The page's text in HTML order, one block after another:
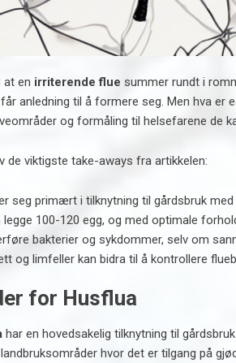
at en irriterende flue summer rundt i
anledning til å formere seg. Men hva
og formåling til helsefarene de
de viktigste take-aways fra artikkelen:
seg primært i tilknytning til gårdsbruk med
legge 100-120 egg, og med optimale
bakterier og sykdommer, selv om
og limfeller kan bidra til å kontrollere
for Husflua
har en hovedsakelig tilknytning til
hvor det er tilgang på